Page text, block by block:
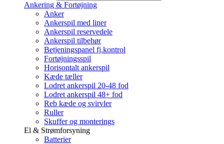
Ankering & Fortøjning
Anker
Ankerspil med liner
Ankerspil reservedele
Ankerspil tilbehør
Betjeningspanel fj.kontrol
Fortøjningsspil
Horisontalt ankerspil
Kæde tæller
Lodret ankerspil 20-48 fod
Lodret ankerspil 48+ fod
Reb kæde og svirvler
Ruller
Skuffer og monterings
El & Strømforsyning
Batterier